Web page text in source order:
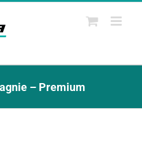
– Premium